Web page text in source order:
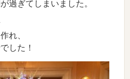
過ぎてしまいました。
れ、
した！